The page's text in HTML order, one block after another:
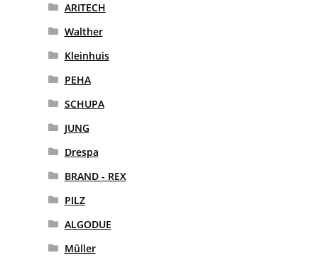
ARITECH
Walther
Kleinhuis
PEHA
SCHUPA
JUNG
Drespa
BRAND - REX
PILZ
ALGODUE
Müller